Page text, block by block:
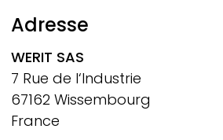
Adresse
WERIT SAS
7 Rue de l‘Industrie
67162 Wissembourg
France